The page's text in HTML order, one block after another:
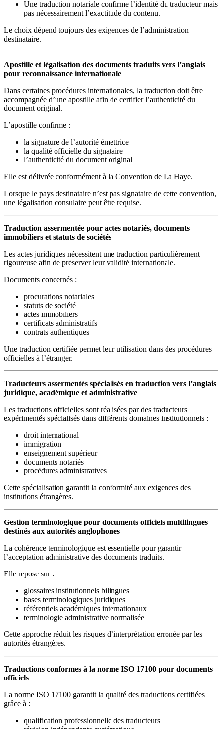
Une traduction notariale confirme l’identité du traducteur mais
pas nécessairement l’exactitude du contenu.
Le choix dépend toujours des exigences de l’administration
destinataire.
Apostille et légalisation des documents traduits vers l’anglais
pour reconnaissance internationale
Dans certaines procédures internationales, la traduction doit être
accompagnée d’une apostille afin de certifier l’authenticité du
document original.
L’apostille confirme :
la signature de l’autorité émettrice
la qualité officielle du signataire
l’authenticité du document original
Elle est délivrée conformément à la Convention de La Haye.
Lorsque le pays destinataire n’est pas signataire de cette convention,
une légalisation consulaire peut être requise.
Traduction assermentée pour actes notariés, documents
immobiliers et statuts de sociétés
Les actes juridiques nécessitent une traduction particulièrement
rigoureuse afin de préserver leur validité internationale.
Documents concernés :
procurations notariales
statuts de société
actes immobiliers
certificats administratifs
contrats authentiques
Une traduction certifiée permet leur utilisation dans des procédures
officielles à l’étranger.
Traducteurs assermentés spécialisés en traduction vers l’anglais
juridique, académique et administrative
Les traductions officielles sont réalisées par des traducteurs
expérimentés spécialisés dans différents domaines institutionnels :
droit international
immigration
enseignement supérieur
documents notariés
procédures administratives
Cette spécialisation garantit la conformité aux exigences des
institutions étrangères.
Gestion terminologique pour documents officiels multilingues
destinés aux autorités anglophones
La cohérence terminologique est essentielle pour garantir
l’acceptation administrative des documents traduits.
Elle repose sur :
glossaires institutionnels bilingues
bases terminologiques juridiques
référentiels académiques internationaux
terminologie administrative normalisée
Cette approche réduit les risques d’interprétation erronée par les
autorités étrangères.
Traductions conformes à la norme ISO 17100 pour documents
officiels
La norme ISO 17100 garantit la qualité des traductions certifiées
grâce à :
qualification professionnelle des traducteurs